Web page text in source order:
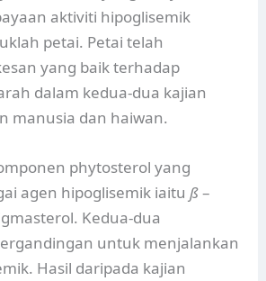
aktiviti hipoglisemik
petai. Petai telah
yang baik terhadap
dalam kedua-dua kajian
manusia dan haiwan.
phytosterol yang
agen hipoglisemik iaituß–
Kedua-dua
untuk menjalankan
Hasil daripada kajian